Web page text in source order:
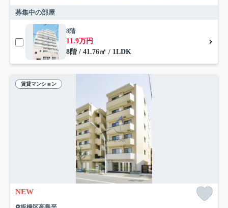
募集中の部屋
8階
11.9万円
8階 / 41.76㎡ / 1LDK
賃貸マンション
NEW